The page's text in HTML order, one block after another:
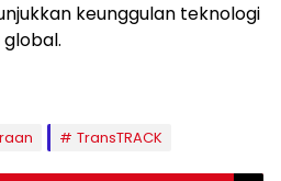
keunggulan teknologi
TransTRACK